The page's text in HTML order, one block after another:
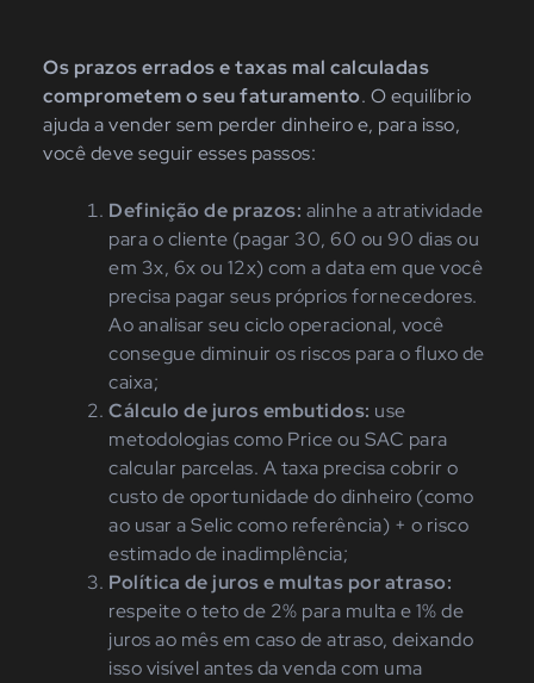
Os prazos errados e taxas mal calculadas
comprometem o seu faturamento. O equilíbrio
ajuda a vender sem perder dinheiro e, para isso,
você deve seguir esses passos:
Definição de prazos: alinhe a atratividade
para o cliente (pagar 30, 60 ou 90 dias ou
em 3x, 6x ou 12x) com a data em que você
precisa pagar seus próprios fornecedores.
Ao analisar seu ciclo operacional, você
consegue diminuir os riscos para o fluxo de
caixa;
Cálculo de juros embutidos: use
metodologias como Price ou SAC para
calcular parcelas. A taxa precisa cobrir o
custo de oportunidade do dinheiro (como
ao usar a Selic como referência) + o risco
estimado de inadimplência;
Política de juros e multas por atraso:
respeite o teto de 2% para multa e 1% de
juros ao mês em caso de atraso, deixando
isso visível antes da venda com uma